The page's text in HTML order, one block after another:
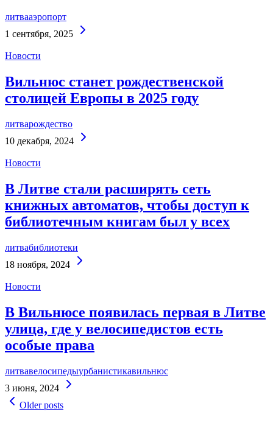
литвааэропорт
1 сентября, 2025
Новости
Вильнюс станет рождественской
столицей Европы в 2025 году
литварождество
10 декабря, 2024
Новости
В Литве стали расширять сеть
книжных автоматов, чтобы доступ к
библиотечным книгам был у всех
литвабиблиотеки
18 ноября, 2024
Новости
В Вильнюсе появилась первая в Литве
улица, где у велосипедистов есть
особые права
литвавелосипедыурбанистикавильнюс
3 июня, 2024
Навигация
Older posts